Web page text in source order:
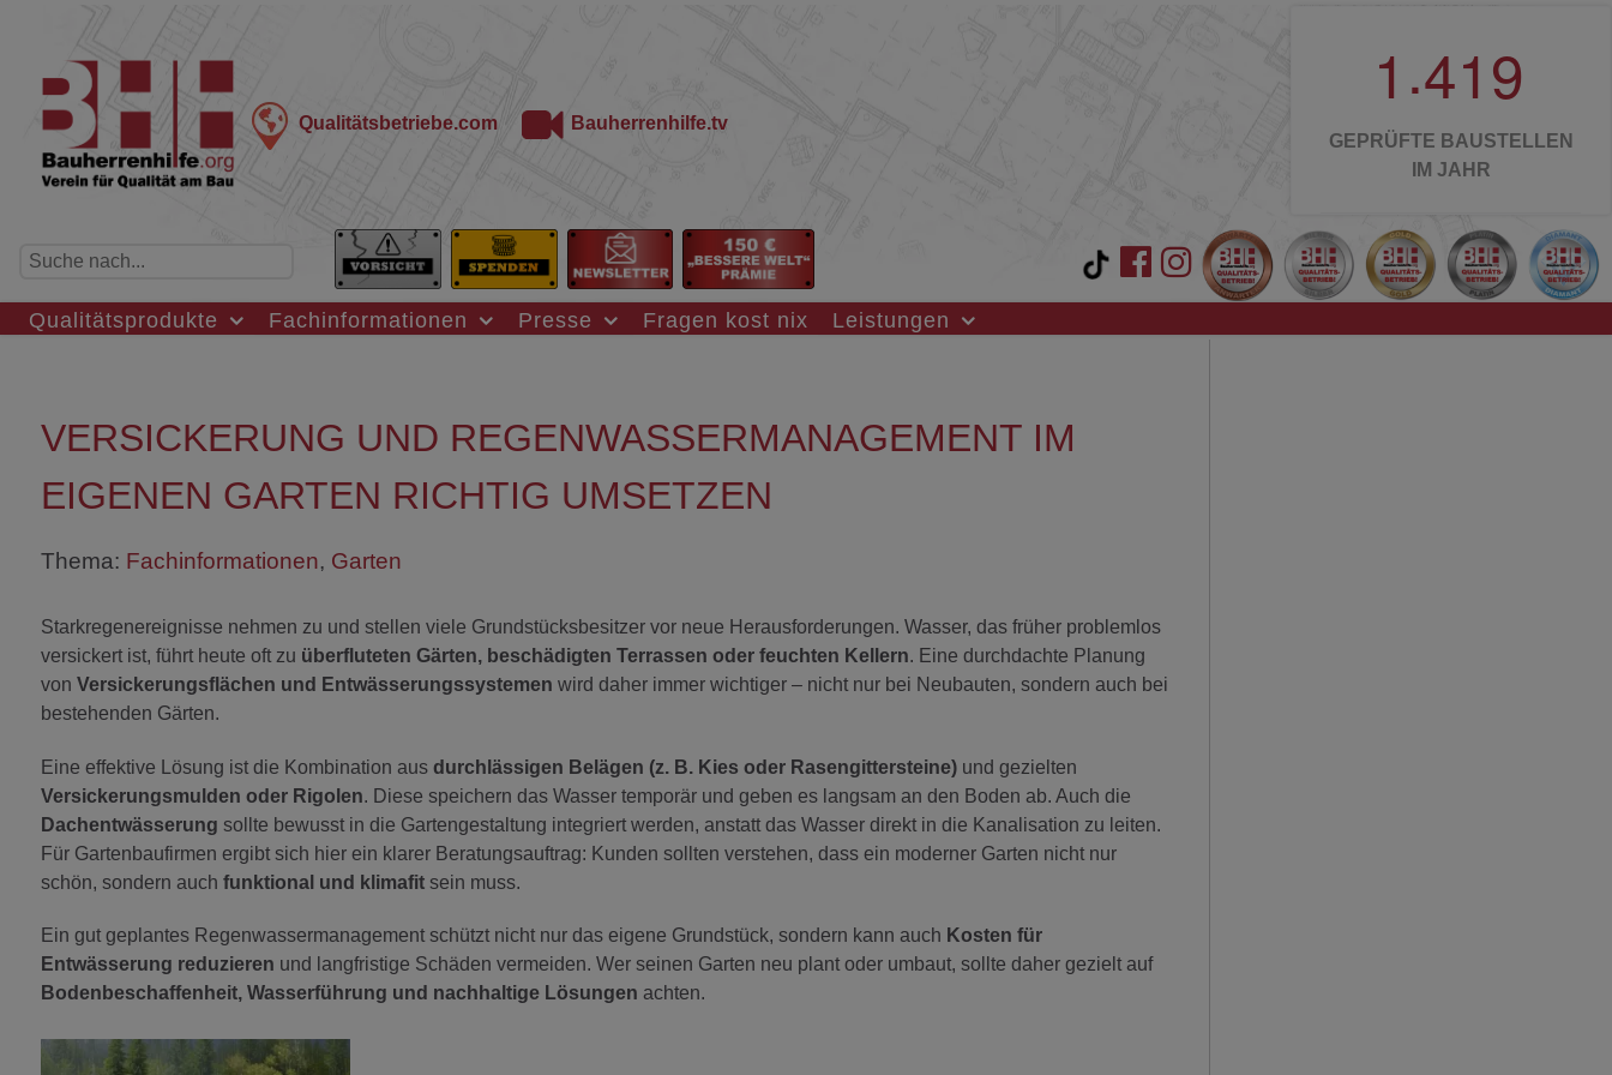
Qualitätsbetriebe.com Bauherrenhilfe.tv
1 .419
GEPRÜFTE BAUSTELLEN
IM JAHR
Qualitätsprodukte Fachinformationen Presse Fragen kost nix Leistungen
VERSICKERUNG UND REGENWASSERMANAGEMENT IM
EIGENEN GARTEN RICHTIG UMSETZEN
Thema: Fachinformationen, Garten
Starkregenereignisse nehmen zu und stellen viele Grundstücksbesitzer vor neue Herausforderungen. Wasser, das früher problemlos
versickert ist, führt heute oft zu überfluteten Gärten, beschädigten Terrassen oder feuchten Kellern. Eine durchdachte Planung
von Versickerungsflächen und Entwässerungssystemen wird daher immer wichtiger – nicht nur bei Neubauten, sondern auch bei
bestehenden Gärten.
Eine effektive Lösung ist die Kombination aus durchlässigen Belägen (z. B. Kies oder Rasengittersteine) und gezielten
Versickerungsmulden oder Rigolen. Diese speichern das Wasser temporär und geben es langsam an den Boden ab. Auch die
Dachentwässerung sollte bewusst in die Gartengestaltung integriert werden, anstatt das Wasser direkt in die Kanalisation zu leiten.
Für Gartenbaufirmen ergibt sich hier ein klarer Beratungsauftrag: Kunden sollten verstehen, dass ein moderner Garten nicht nur
schön, sondern auch funktional und klimafit sein muss.
Ein gut geplantes Regenwassermanagement schützt nicht nur das eigene Grundstück, sondern kann auch Kosten für
Entwässerung reduzieren und langfristige Schäden vermeiden. Wer seinen Garten neu plant oder umbaut, sollte daher gezielt auf
Bodenbeschaffenheit, Wasserführung und nachhaltige Lösungen achten.